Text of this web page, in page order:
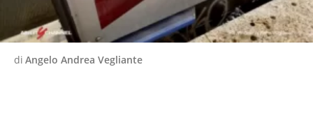
di Angelo Andrea Vegliante